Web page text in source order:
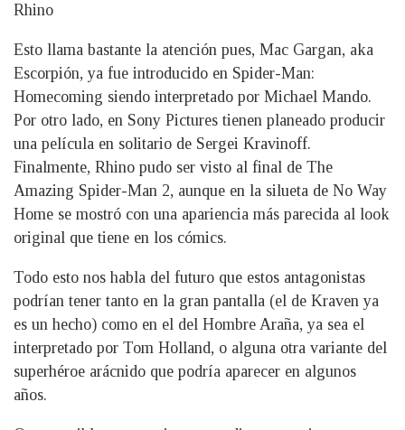
Rhino
Esto llama bastante la atención pues, Mac Gargan, aka
Escorpión, ya fue introducido en Spider-Man:
Homecoming siendo interpretado por Michael Mando.
Por otro lado, en Sony Pictures tienen planeado producir
una película en solitario de Sergei Kravinoff.
Finalmente, Rhino pudo ser visto al final de The
Amazing Spider-Man 2, aunque en la silueta de No Way
Home se mostró con una apariencia más parecida al look
original que tiene en los cómics.
Todo esto nos habla del futuro que estos antagonistas
podrían tener tanto en la gran pantalla (el de Kraven ya
es un hecho) como en el del Hombre Araña, ya sea el
interpretado por Tom Holland, o alguna otra variante del
superhéroe arácnido que podría aparecer en algunos
años.